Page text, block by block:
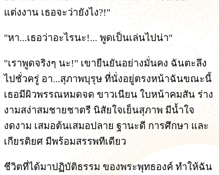
แต่งงาน เธอจะว่ายังไง?!"
"หา...เธอว่าอะไรนะ!... พูดเป็นเล่นไปน่า"
"เราพูดจริงๆ นะ!" เขายืนยันอย่างมั่นคง ฉันตะลึง
ไปชั่วครู่ อา...สุภาพบุรุษ ที่นั่งอยู่ตรงหน้าฉันขณะนี้
เธอมีผิวพรรณหมดจด ขาวเนียน ใบหน้าคมสัน ร่าง
งามสง่าสมชายชาตรี นิสัยใจเย็นสุภาพ มีน้ำใจ
งดงาม เสมอต้นเสมอปลาย ฐานะดี การศึกษา และ
เกียรติยศ มีพร้อมสรรพทีเดียว
ชีวิตที่ได้มาปฏิบัติธรรม ของพระพุทธองค์ ทำให้ฉัน